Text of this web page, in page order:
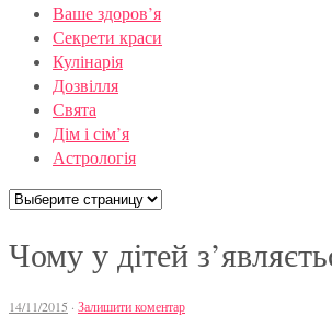
Ваше здоров’я
Секрети краси
Кулінарія
Дозвілля
Свята
Дім і сім’я
Астрологія
Чому у дітей
14/11/2015 · Залишити коментар